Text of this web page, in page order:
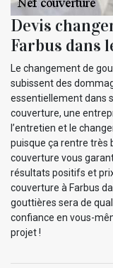
Devis
Farbus dans
Le changement de
subissent des
essentiellement dans
couverture, une
l’entretien et le
puisque ça rentre très
couverture vous
résultats positifs et
couverture à Farbus
gouttières sera de
confiance en vous-
projet !